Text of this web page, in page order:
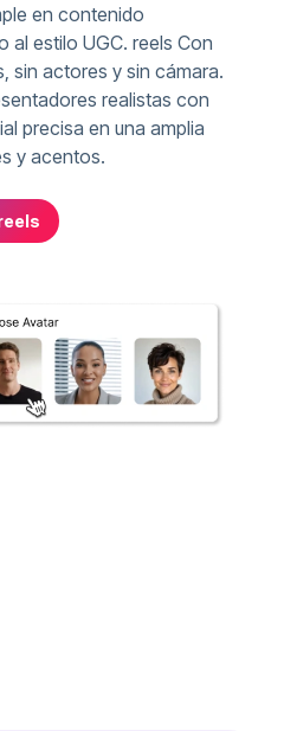
en contenido
al estilo UGC. reels Con
sin actores y sin cámara.
realistas con
precisa en una amplia
y acentos.